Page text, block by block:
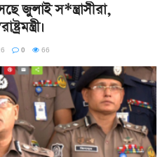
জুলাই স*ন্ত্রাসীরা,
0 66